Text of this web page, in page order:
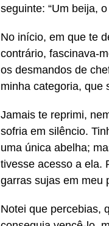
seguinte: “Um beija,
No início, em que te
contrário, fascinava-
os desmandos de
minha categoria, que
Jamais te reprimi,
sofria em silêncio.
uma única abelha;
tivesse acesso a ela.
garras sujas em meu
Notei que percebias,